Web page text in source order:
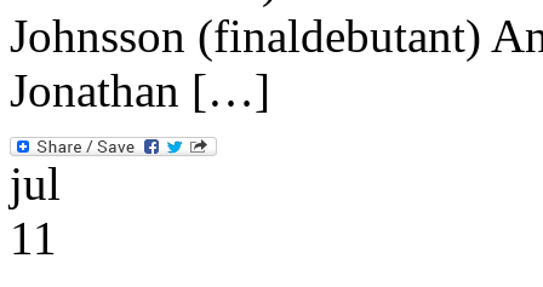
Johnsson (finaldebutant)
Jonathan […]
jul
11